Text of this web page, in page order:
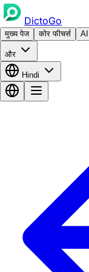
DictoGo
मुख्य पेज कोर फीचर्स AI
और
Hindi